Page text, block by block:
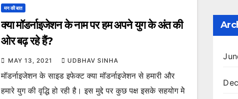
मन की बात
क्या मॉडर्नाइजेशन के नाम पर हम अपने युग के अंत की
ओर बढ़ रहे हैं?
MAY 13, 2021 UDBHAV SINHA
मॉडर्नाइजेशन के साइड इफेक्ट क्या मॉडर्नाइजेशन से हमारी और
हमारे युग की वृद्धि हो रही है। इस मुद्दे पर कुछ पक्ष इसके सहयोग मेे